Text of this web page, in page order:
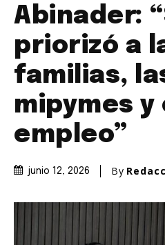
Abinader:
priorizó a
familias,
mipymes y
empleo”
junio 12, 2026 By